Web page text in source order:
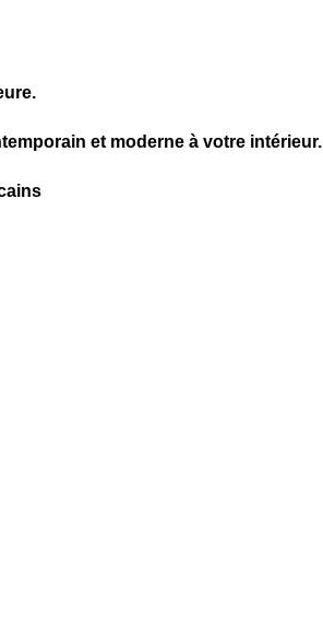
et moderne à votre intérieur.